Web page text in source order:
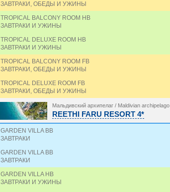
ЗАВТРАКИ, ОБЕДЫ И УЖИНЫ
TROPICAL BALCONY ROOM HB
ЗАВТРАКИ И УЖИНЫ
TROPICAL DELUXE ROOM HB
ЗАВТРАКИ И УЖИНЫ
TROPICAL BALCONY ROOM FB
ЗАВТРАКИ, ОБЕДЫ И УЖИНЫ
TROPICAL DELUXE ROOM FB
ЗАВТРАКИ, ОБЕДЫ И УЖИНЫ
Мальдивский архипелаг / Maldivian archipelago
REETHI FARU RESORT 4*
GARDEN VILLA BB
ЗАВТРАКИ
GARDEN VILLA BB
ЗАВТРАКИ
GARDEN VILLA HB
ЗАВТРАКИ И УЖИНЫ